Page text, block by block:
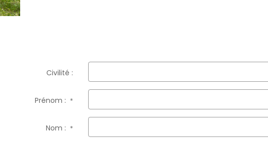
Civilité :
Prénom : *
Nom : *